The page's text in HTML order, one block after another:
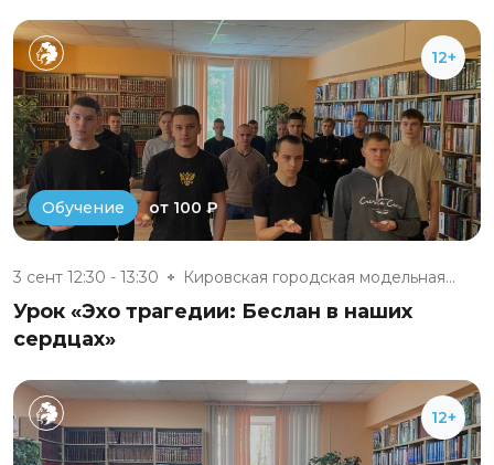
12+
Обучение от 100 ₽
3 сент 12:30 - 13:30 Кировская городская модельная...
Урок «Эхо трагедии: Беслан в наших
сердцах»
12+